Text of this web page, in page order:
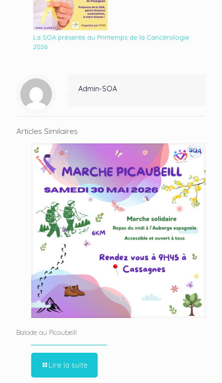
La SOA présente au Printemps de la Cancérologie
2026
Admin-SOA
Articles Similaires
Balade au Picaubeill
Lire la suite